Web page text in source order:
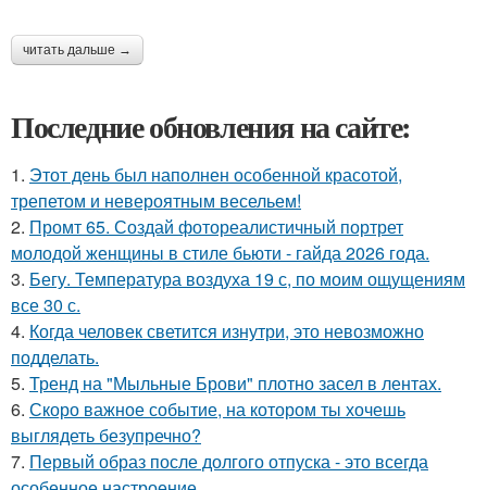
читать дальше →
Последние обновления на сайте:
1. Этот день был наполнен особенной красотой,
трепетом и невероятным весельем!
2. Промт 65. Создай фотореалистичный портрет
молодой женщины в стиле бьюти - гайда 2026 года.
3. Бегу. Температура воздуха 19 с, по моим ощущениям
все 30 с.
4. Когда человек светится изнутри, это невозможно
подделать.
5. Тренд на "Мыльные Брови" плотно засел в лентах.
6. Скоро важное событие, на котором ты хочешь
выглядеть безупречно?
7. Первый образ после долгого отпуска - это всегда